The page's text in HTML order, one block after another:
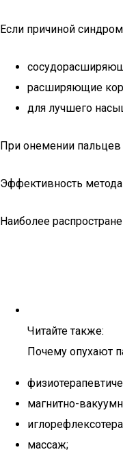
Если причиной
расширяющие
для лучшего
При онемении
Эффективность метода
Наиболее
Читайте также:
Почему опухают
магнитно-
массаж;